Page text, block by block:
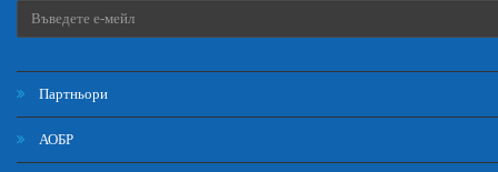
Партньори
АОБР